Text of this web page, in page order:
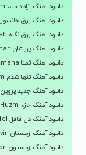
دانلود آهنگ آزاده منم Azadeh Manam از Parvin پروین
دانلود آهنگ برق جانسوز Bargheh Jaansooz از Parvin پروین
دانلود آهنگ برق نگاه Barghe Negah از Parvin پروین
دانلود آهنگ پریشان Parishan از Parvin پروین
دانلود آهنگ تمنا Tamana از Parvin پروین
دانلود آهنگ تنها شدم Tanha Shodam از Parvin پروین
دانلود آهنگ جدید پروین
دانلود آهنگ حزم Huzm از Parvin پروین
دانلود آهنگ دل قافل Dele Ghafel از Parvin پروین
دانلود آهنگ زمستان Zemestan Feat Parvin از Parvin پروین
دانلود آهنگ زمستون Zemestoon از Parvin پروین